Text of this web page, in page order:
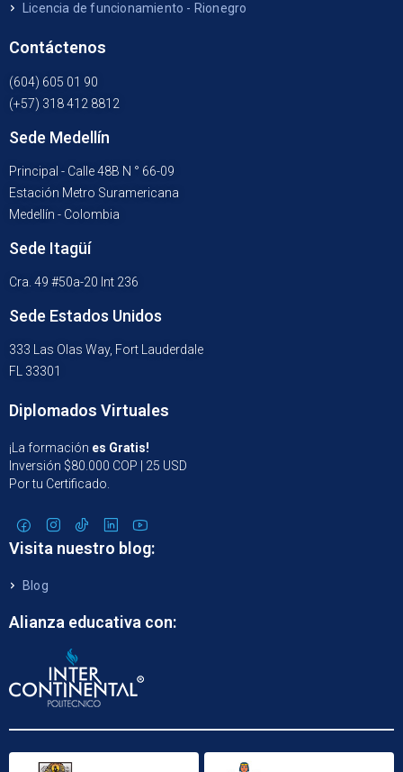
Licencia de funcionamiento - Rionegro
Contáctenos
(604) 605 01 90
(+57) 318 412 8812
Sede Medellín
Principal - Calle 48B N ° 66-09
Estación Metro Suramericana
Medellín - Colombia
Sede Itagüí
Cra. 49 #50a-20 Int 236
Sede Estados Unidos
333 Las Olas Way, Fort Lauderdale
FL 33301
Diplomados Virtuales
¡La formación es Gratis!
Inversión $80.000 COP | 25 USD
Por tu Certificado.
Visita nuestro blog:
Blog
Alianza educativa con: